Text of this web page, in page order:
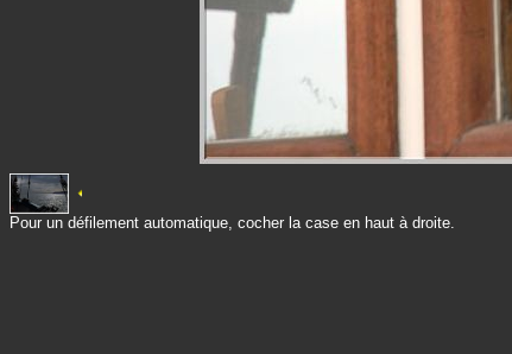
Pour un défilement automatique, cocher la case en haut à droite.